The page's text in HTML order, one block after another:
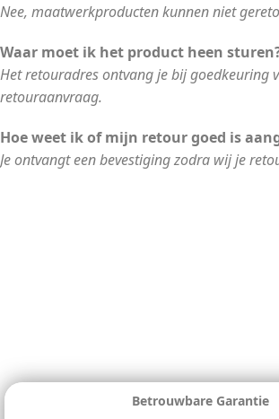
Nee, maatwerkproducten kunnen niet
Waar moet ik het product heen
Het retouradres ontvang je bij goedkeuring
retouraanvraag.
Hoe weet ik of mijn retour goed is
Je ontvangt een bevestiging zodra wij je
Betrouwbare Garantie